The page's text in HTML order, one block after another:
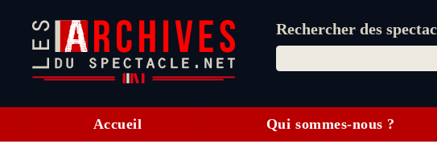
Rechercher des
Accueil Qui sommes-nous ?